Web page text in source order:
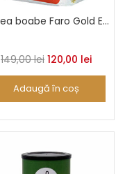
Cafea boabe Faro Gold Extra Bar 1kg
149,00lei Prețul
inițial
a
149,00 lei.
120,00 leiPrețul
curent
Adaugă în coș